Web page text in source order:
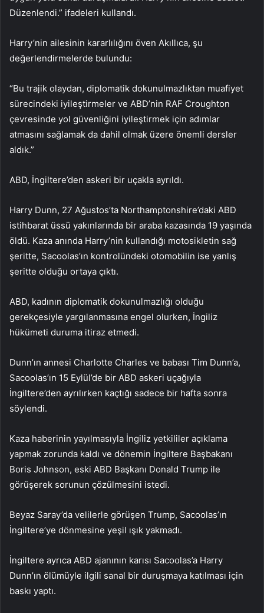
Düzenlendi.” ifadeleri kullandı.
Harry’nin ailesinin kararlılığını öven Akıllıca, şu
değerlendirmelerde bulundu:
“Bu trajik olaydan, diplomatik dokunulmazlıktan muafiyet
sürecindeki iyileştirmeler ve ABD’nin RAF Croughton
çevresinde yol güvenliğini iyileştirmek için adımlar
atmasını sağlamak da dahil olmak üzere önemli dersler
aldık.”
ABD, İngiltere’den askeri bir uçakla ayrıldı.
Harry Dunn, 27 Ağustos’ta Northamptonshire’daki ABD
istihbarat üssü yakınlarında bir araba kazasında 19 yaşında
öldü. Kaza anında Harry’nin kullandığı motosikletin sağ
şeritte, Sacoolas’ın kontrolündeki otomobilin ise yanlış
şeritte olduğu ortaya çıktı.
ABD, kadının diplomatik dokunulmazlığı olduğu
gerekçesiyle yargılanmasına engel olurken, İngiliz
hükümeti duruma itiraz etmedi.
Dunn’ın annesi Charlotte Charles ve babası Tim Dunn’a,
Sacoolas’ın 15 Eylül’de bir ABD askeri uçağıyla
İngiltere’den ayrılırken kaçtığı sadece bir hafta sonra
söylendi.
Kaza haberinin yayılmasıyla İngiliz yetkililer açıklama
yapmak zorunda kaldı ve dönemin İngiltere Başbakanı
Boris Johnson, eski ABD Başkanı Donald Trump ile
görüşerek sorunun çözülmesini istedi.
Beyaz Saray’da velilerle görüşen Trump, Sacoolas’ın
İngiltere’ye dönmesine yeşil ışık yakmadı.
İngiltere ayrıca ABD ajanının karısı Sacoolas’a Harry
Dunn’ın ölümüyle ilgili sanal bir duruşmaya katılması için
baskı yaptı.